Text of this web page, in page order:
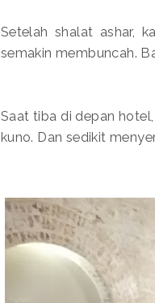
Setelah shalat ashar,
semakin membuncah.
Saat tiba di depan
kuno. Dan sedikit